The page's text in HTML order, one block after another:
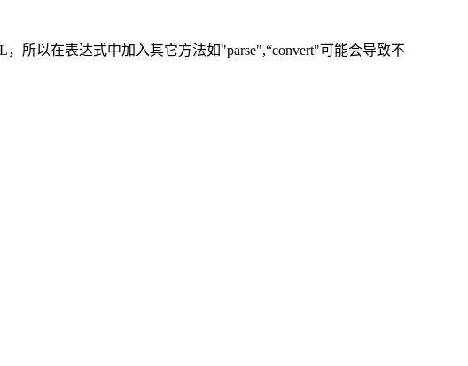
所以在表达式中加入其它方法如"parse",“convert"可能会导致不